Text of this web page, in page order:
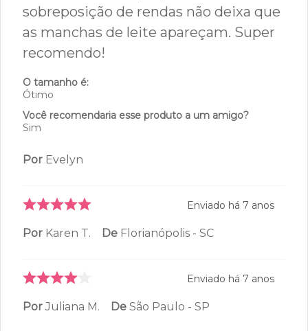
sobreposição de rendas não deixa que
as manchas de leite apareçam. Super
recomendo!
O tamanho é:
Ótimo
Você recomendaria esse produto a um amigo?
Sim
Por Evelyn
Enviado há 7 anos
Por Karen T. De Florianópolis - SC
Enviado há 7 anos
Por Juliana M. De São Paulo - SP